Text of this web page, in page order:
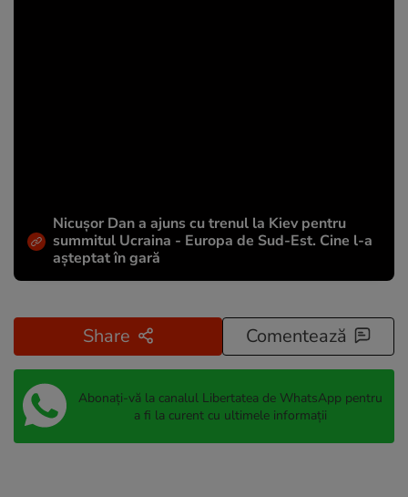
Nicușor Dan a ajuns cu trenul la Kiev pentru
summitul Ucraina - Europa de Sud-Est. Cine l-a
așteptat în gară
Share Comentează
Abonați-vă la canalul Libertatea de WhatsApp pentru
a fi la curent cu ultimele informații